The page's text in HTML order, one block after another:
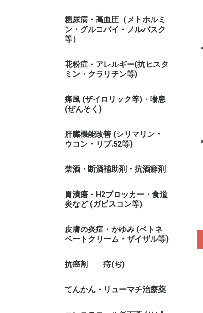
糖尿病・高血圧（メトホルミ
ン・グルコバイ・ノルバスク
等）
花粉症・アレルギー(抗ヒスタ
ミン・クラリチン等)
痛風 (ザイロリック等)・喘息
(ぜんそく)
肝臓機能改善 (シリマリン・
ウコン・リブ.52等)
禁酒・断酒補助剤・抗酒癖剤
胃潰瘍・H2ブロッカー・食道
炎など (ガビスコン等)
皮膚の炎症・かゆみ (ベトネ
ベートクリーム・ザイザル等)
抗癌剤 痔(ぢ)
てんかん・リューマチ治療薬